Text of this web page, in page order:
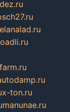
x-ton.ru
manunae.ru